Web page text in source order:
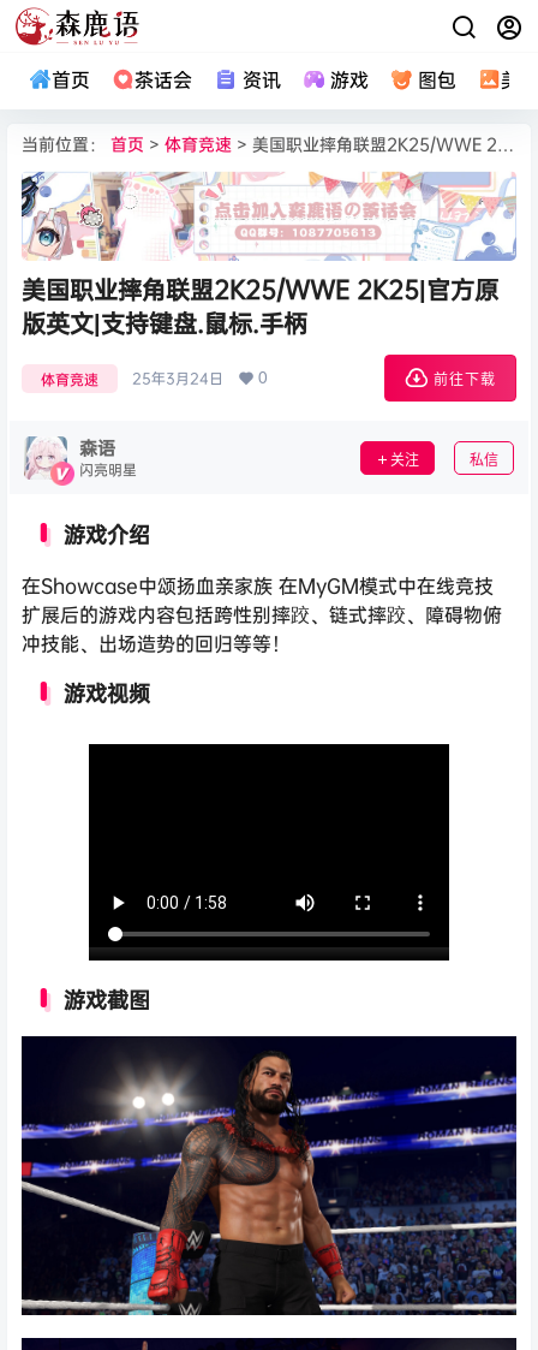
首页 茶话会 资讯 游戏 图包 美
当前位置： 首页 > 体育竞速 > 美国职业摔角联盟2K25/WWE 2K25|官方原版英文|支持键盘.鼠标.手柄
美国职业摔角联盟2K25/WWE 2K25|官方原
版英文|支持键盘.鼠标.手柄
体育竞速 25年3月24日 0 前往下载
森语
闪亮明星 关注 私信
游戏介绍
在Showcase中颂扬血亲家族 在MyGM模式中在线竞技
扩展后的游戏内容包括跨性别摔跤、链式摔跤、障碍物俯
冲技能、出场造势的回归等等！
游戏视频
游戏截图